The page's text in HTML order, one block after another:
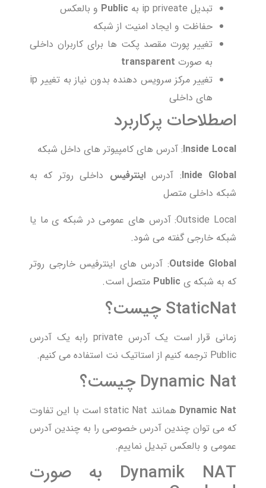
تبدیل ip priveate به Public و بالعکس
حفاظت و ایجاد امنیت از شبکه
تغییر پورت مقصد پکت ها برای کاربران داخلی
به صورت transparent
تغییر مرکز سرویس دهنده بدون نیاز به تغییر ip
های داخلی
اصطلاحات پرکاربرد
Inside Local: آدرس های کامپیوتر های داخل شبکه
Inide Global: آدرساینترفیس داخلی روتر که به
شبکه داخلی متصل
Outside Local: آدرس های عمومی در شبکه ی ما یا
شبکه خارجی گفته می شود.
Outside Global: آدرس های اینترفیس خارجی روتر
که به شبکه ی Public متصل است.
StaticNat چیست؟
زمانی قرار است یک آدرس private رابه یک آدرس
Public ترجمه کنیم از استاتیک نت استفاده می کنیم.
Dynamic Nat چیست؟
Dynamic Nat
همانند static Nat است با این تفاوت
که می توان چندین آدرس خصوصی را به چندین آدرس
عمومی و بالعکس تبدیل نماییم.
Dynamik NAT به صورت